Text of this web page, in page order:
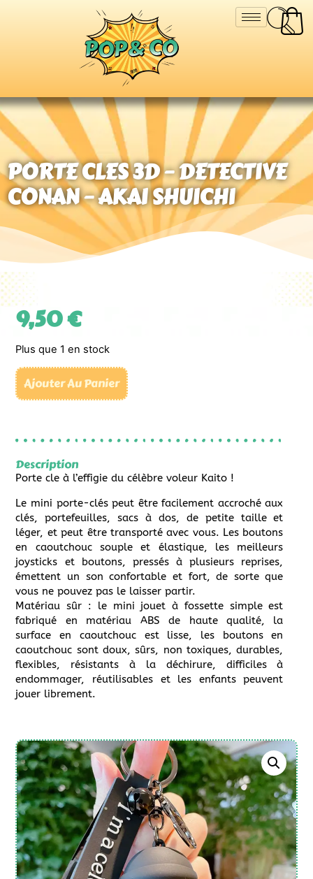
PORTE CLES 3D – DETECTIVE
CONAN – AKAI SHUICHI
9,50€
Plus que 1 en stock
Ajouter Au Panier
Description
Porte cle à l’effigie du célèbre voleur Kaito !
Le mini porte-clés peut être facilement accroché aux
clés, portefeuilles, sacs à dos, de petite taille et
léger, et peut être transporté avec vous. Les boutons
en caoutchouc souple et élastique, les meilleurs
joysticks et boutons, pressés à plusieurs reprises,
émettent un son confortable et fort, de sorte que
vous ne pouvez pas le laisser partir.
Matériau sûr : le mini jouet à fossette simple est
fabriqué en matériau ABS de haute qualité, la
surface en caoutchouc est lisse, les boutons en
caoutchouc sont doux, sûrs, non toxiques, durables,
flexibles, résistants à la déchirure, difficiles à
endommager, réutilisables et les enfants peuvent
jouer librement.